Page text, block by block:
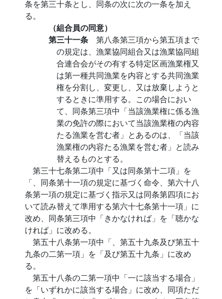
条を第三十条とし、同条の次に次の一条を加え
る。
（組合員の同意）
第三十一条 第八条第三項から第五項まで
の規定は、漁業協同組合又は漁業協同組
合連合会がその有する特定区画漁業権又
は第一種共同漁業を内容とする共同漁業
権を分割し、変更し、又は放棄しようと
するときに準用する。この場合におい
て、同条第三項中「当該漁業権に係る漁
業の免許の際において当該漁業権の内容
たる漁業を営む者」とあるのは、「当該
漁業権の内容たる漁業を営む者」と読み
替えるものとする。
第三十七条第二項中「又は同条第十二項」を
「、同条第十一項の規定に基づく命令、第六十八
条第一項の規定に基づく指示又は同条第四項にお
いて読み替えて準用する第六十七条第十一項」に
改め、同条第三項中「きかなければ」を「聴かな
ければ」に改める。
第五十八条第一項中「、第五十九条及び第五十
九条の二第一項」を「及び第五十九条」に改め
る。
第五十八条の二第一項中「一に該当する場合」
を「いずれかに該当する場合」に改め、同項ただ